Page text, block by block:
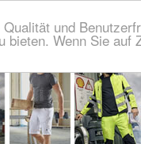
und
bieten. Wenn Sie